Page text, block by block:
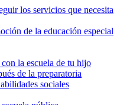
los servicios que necesita
de la educación especial
la escuela de tu hijo
de la preparatoria
sociales